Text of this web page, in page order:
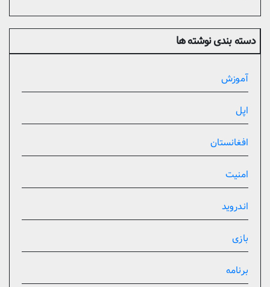
دسته بندی نوشته ها
آموزش
اپل
افغانستان
امنیت
اندروید
بازی
برنامه